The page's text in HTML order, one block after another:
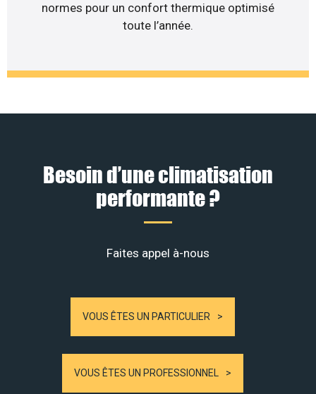
normes pour un confort thermique optimisé
toute l’année.
Besoin d’une climatisation
performante ?
Faites appel à-nous
VOUS ÊTES UN PARTICULIER
VOUS ÊTES UN PROFESSIONNEL